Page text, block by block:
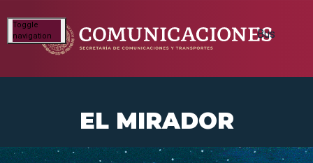
Toggle
navigation
EL MIRADOR